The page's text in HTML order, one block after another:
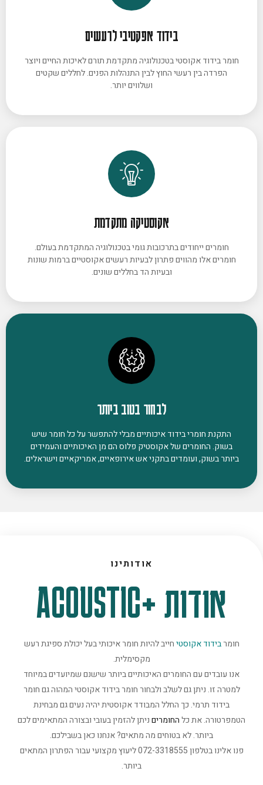
בידוד אפקטיבי לרעשים
חומר בידוד אקוסטי בטכנולוגיה מתקדמת תורם לאיכות החיים ויוצר
הפרדה בין רעשי החוץ לבין התנהלות הפנים. לחללים שקטים
ושלווים יותר.
אקוסטיקה מתקדמת
חומרים ייחודים בתרכובות גומי בטכנולוגיה המתקדמת בעולם.
חומרים אלו מהווים פתרון לבעיות רעשים אקוסטיים ברמות שונות
ובעיות הד בחללים שונים.
לבחור בטוב ביותר
התקנת חומרי בידוד איכותיים מבלי להתפשר על כל חומר שיש
בשוק. החומרים של אקוסטיק פלוס הם מן האיכותיים והעמידים
ביותר בשוק, ועומדים בתקני אש אירופאיים, אמריקאיים וישראלים.
אודותינו
אודות +ACOUSTIC
חומרבידוד אקוסטיחייב להיות חומר איכותי בעל יכולת ספיגת רעש
מקסימלית.
אנו עובדים עם החומרים האיכותיים ביותר שישנם שמיועדים במיוחד
למטרה זו. ניתן גם לשלב ולבחור חומר בידוד אקוסטי המהוה גם חומר
בידוד תרמי. כך החלל המבודד אקוסטית יהיה נעים גם מבחינת
הטמפרטורה. את כלהחומריםניתן להזמין בעובי ובצורה המתאימים לכם
ביותר. לא בטוחים מה מתאים? אנחנו כאן בשבילכם.
פנו אלינו בטלפון 072-3318555 ליעוץ מקצועי עבור הפתרון המתאים
ביותר.